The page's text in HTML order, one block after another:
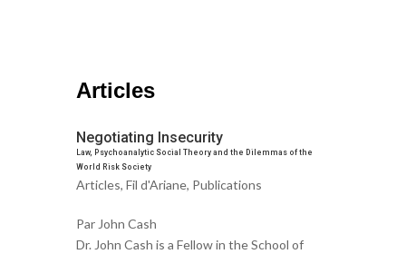
Articles
Negotiating Insecurity
Law, Psychoanalytic Social Theory and the Dilemmas of the
World Risk Society
Articles, Fil d'Ariane, Publications
Par John Cash
Dr. John Cash is a Fellow in the School of